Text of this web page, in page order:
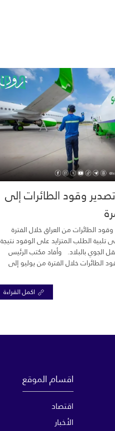
وقود الطائرات إلى
الطائرات من العراق خلال الفترة
الطلب المتزايد على الوقود نتيجة
الجوي بالبلاد. وأفاد مكتب الرئيس
الطائرات خلال الفترة من يوليو إلى
اكمل القراءة
اقسام الموقع
اقتصاد
الأخبار